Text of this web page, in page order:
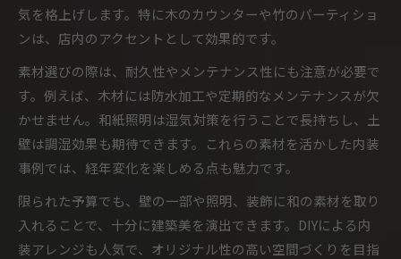
気を格上げします。特に木のカウンターや竹のパーティショ
ンは、店内のアクセントとして効果的です。
素材選びの際は、耐久性やメンテナンス性にも注意が必要で
す。例えば、木材には防水加工や定期的なメンテナンスが欠
かせません。和紙照明は湿気対策を行うことで長持ちし、土
壁は調湿効果も期待できます。これらの素材を活かした内装
事例では、経年変化を楽しめる点も魅力です。
限られた予算でも、壁の一部や照明、装飾に和の素材を取り
入れることで、十分に建築美を演出できます。DIYによる内
装アレンジも人気で、オリジナル性の高い空間づくりを目指